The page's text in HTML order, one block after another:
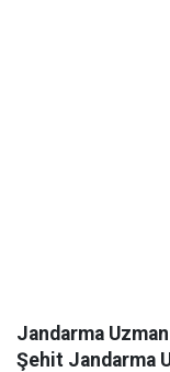
Jandarma
Şehit Jandarma